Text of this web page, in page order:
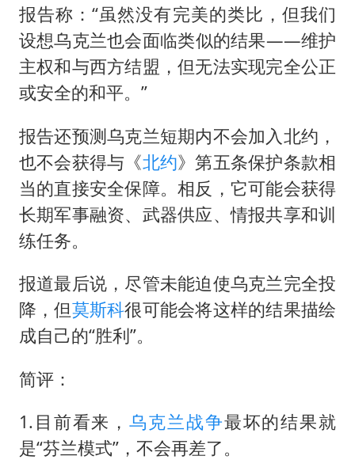
报告称：“虽然没有完美的类比，但我们
设想乌克兰也会面临类似的结果——维护
主权和与西方结盟，但无法实现完全公正
或安全的和平。”
报告还预测乌克兰短期内不会加入北约，
也不会获得与《北约》第五条保护条款相
当的直接安全保障。相反，它可能会获得
长期军事融资、武器供应、情报共享和训
练任务。
报道最后说，尽管未能迫使乌克兰完全投
降，但莫斯科很可能会将这样的结果描绘
成自己的“胜利”。
简评：
1.目前看来，乌克兰战争最坏的结果就
是“芬兰模式”，不会再差了。